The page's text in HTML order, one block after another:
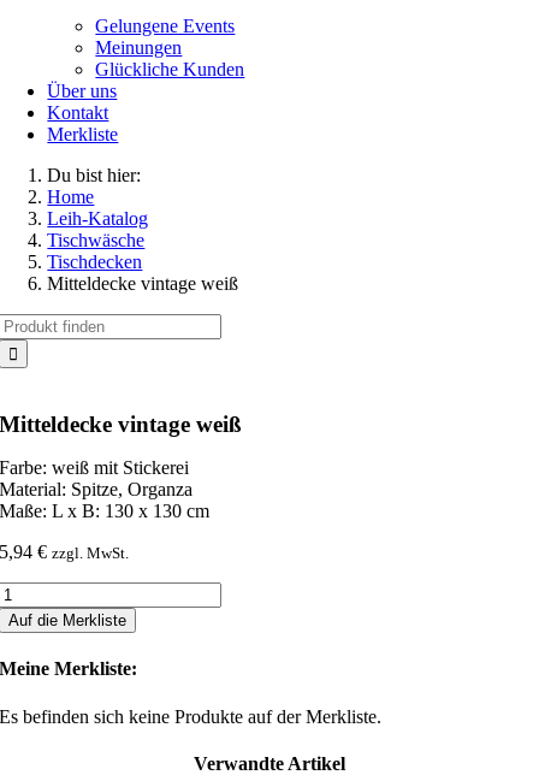
Gelungene Events
Meinungen
Glückliche Kunden
Über uns
Kontakt
Merkliste
Du bist hier:
Home
Leih-Katalog
Tischwäsche
Tischdecken
Mitteldecke vintage weiß
Mitteldecke vintage weiß
Farbe: weiß mit Stickerei
Material: Spitze, Organza
Maße: L x B: 130 x 130 cm
5,94€ zzgl. MwSt.
Auf die Merkliste
Meine Merkliste:
Es befinden sich keine Produkte auf der Merkliste.
Verwandte Artikel